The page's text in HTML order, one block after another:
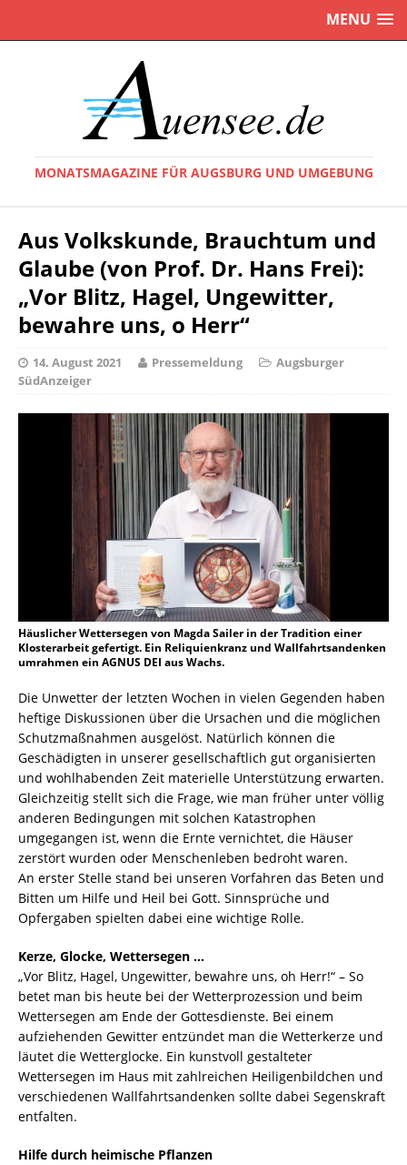
MENU
MONATSMAGAZINE FÜR AUGSBURG UND UMGEBUNG
Aus Volkskunde, Brauchtum und
Glaube (von Prof. Dr. Hans Frei):
„Vor Blitz, Hagel, Ungewitter,
bewahre uns, o Herr“
14. August 2021 Pressemeldung
Augsburger
SüdAnzeiger
Häuslicher Wettersegen von Magda Sailer in der Tradition einer
Klosterarbeit gefertigt. Ein Reliquienkranz und Wallfahrtsandenken
umrahmen ein AGNUS DEI aus Wachs.
Die Unwetter der letzten Wochen in vielen Gegenden haben
heftige Diskussionen über die Ursachen und die möglichen
Schutzmaßnahmen ausgelöst. Natürlich können die
Geschädigten in unserer gesellschaftlich gut organisierten
und wohlhabenden Zeit materielle Unterstützung erwarten.
Gleichzeitig stellt sich die Frage, wie man früher unter völlig
anderen Bedingungen mit solchen Katastrophen
umgegangen ist, wenn die Ernte vernichtet, die Häuser
zerstört wurden oder Menschenleben bedroht waren.
An erster Stelle stand bei unseren Vorfahren das Beten und
Bitten um Hilfe und Heil bei Gott. Sinnsprüche und
Opfergaben spielten dabei eine wichtige Rolle.
Kerze, Glocke, Wettersegen …
„Vor Blitz, Hagel, Ungewitter, bewahre uns, oh Herr!“ – So
betet man bis heute bei der Wetterprozession und beim
Wettersegen am Ende der Gottesdienste. Bei einem
aufziehenden Gewitter entzündet man die Wetterkerze und
läutet die Wetterglocke. Ein kunstvoll gestalteter
Wettersegen im Haus mit zahlreichen Heiligenbildchen und
verschiedenen Wallfahrtsandenken sollte dabei Segenskraft
entfalten.
Hilfe durch heimische Pflanzen